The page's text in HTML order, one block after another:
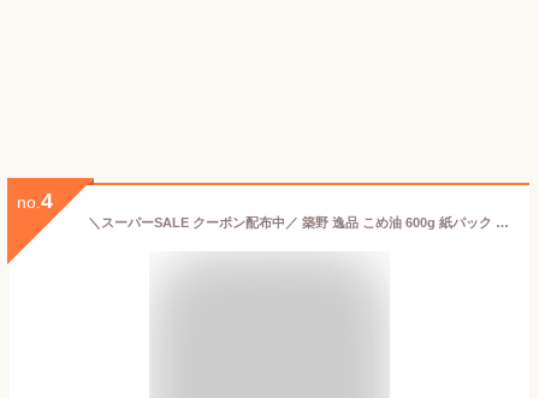
no. 4
＼スーパーSALE クーポン配布中／ 築野 逸品 こめ油 600g 紙パック 2本セット 築野食品 TSUNO つの食品 つの いっぴん 国産 米油 無添加 まとめ買い 全国送料無料